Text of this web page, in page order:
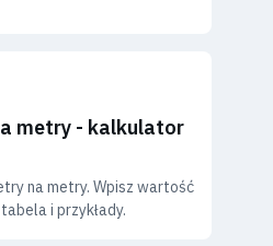
metry - kalkulator
na metry. Wpisz wartość
i przykłady.